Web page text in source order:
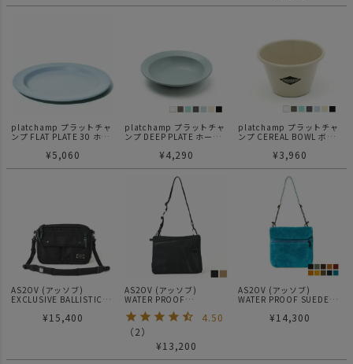
platchamp プラットチャ
ンプ FLAT PLATE 30 ホー
¥5,060
platchamp プラットチャ
ンプ DEEP PLATE ホーロ
¥4,290
platchamp プラットチャ
ンプ CEREAL BOWL ボウ
¥3,960
AS2OV (アッソブ)
EXCLUSIVE BALLISTIC
¥15,400
AS2OV (アッソブ)
WATER PROOF
CORDURA 305D
SACOCHE サコッシュ 防
水
4.50
（2）
¥13,200
AS2OV (アッソブ)
WATER PROOF SUEDE
¥14,300